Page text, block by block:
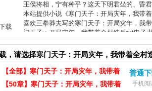
载
王侯将相，宁有种乎？这天下明君坐的、昏
本站提供小说《寒门天子：开局灾年，我带
喜欢三拳莽夫写的寒门天子：开局灾年，我
门天子：开局灾年，我带着全村造反txt电子
，请选择寒门天子：开局灾年，我带着全村
【全部】寒门天子：开局灾年，我带着
全村造反txt下载（电脑）
【50章】寒门天子：开局灾年，我带着
普通
手机阅